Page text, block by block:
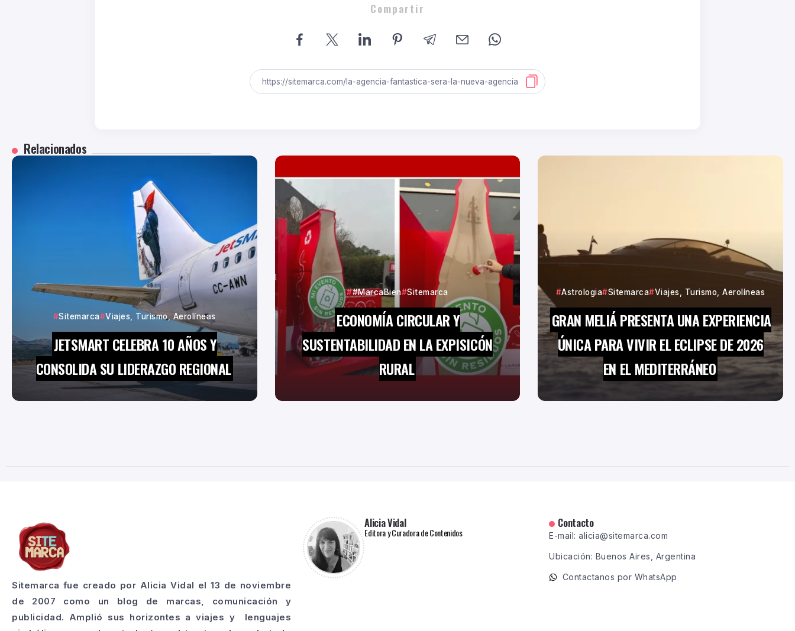
Compartir
Relacionados
Sitemarca Viajes, Turismo, Aerolíneas
JETSMART CELEBRA 10 AÑOS Y
CONSOLIDA SU LIDERAZGO REGIONAL
#MarcaBien Sitemarca
ECONOMÍA CIRCULAR Y
SUSTENTABILIDAD EN LA EXPISICÓN
RURAL
Astrologia Sitemarca Viajes, Turismo, Aerolíneas
GRAN MELIÁ PRESENTA UNA EXPERIENCIA
ÚNICA PARA VIVIR EL ECLIPSE DE 2026
EN EL MEDITERRÁNEO
Sitemarca fue creado por Alicia Vidal el 13 de noviembre
de 2007 como un blog de marcas, comunicación y
publicidad. Amplió sus horizontes a viajes y lenguajes
Alicia Vidal
Editora y Curadora de Contenidos
Contacto
E-mail: alicia@sitemarca.com
Ubicación: Buenos Aires, Argentina
Contactanos por WhatsApp